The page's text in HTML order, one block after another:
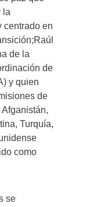
la
centrado en
de la
de
y quien
de
Turquía,
como
se